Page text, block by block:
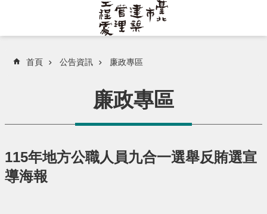
首頁 公告資訊 廉政專區
廉政專區
115年地方公職人員九合一選舉反賄選宣
導海報